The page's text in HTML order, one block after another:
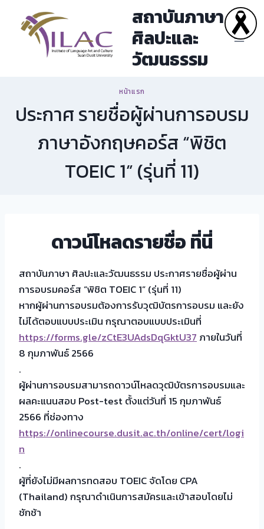
content
สถาบันภาษา
ศิลปะและ
วัฒนธรรม
หน้าแรก
ประกาศ รายชื่อผู้ผ่านการอบรม
ภาษาอังกฤษคอร์ส “พิชิต
TOEIC 1” (รุ่นที่ 11)
ดาวน์โหลดรายชื่อที่นี่
สถาบันภาษา ศิลปะและวัฒนธรรม ประกาศรายชื่อผู้ผ่าน
การอบรมคอร์ส “พิชิต TOEIC 1” (รุ่นที่ 11)
หากผู้ผ่านการอบรมต้องการรับวุฒิบัตรการอบรม และยัง
ไม่ได้ตอบแบบประเมิน กรุณาตอบแบบประเมินที่
https://forms.gle/zCtE3UAdsDqGktU37ภายในวันที่
8 กุมภาพันธ์ 2566
.
ผู้ผ่านการอบรมสามารถดาวน์โหลดวุฒิบัตรการอบรมและ
ผลคะแนนสอบ Post-test ตั้งแต่วันที่ 15 กุมภาพันธ์
2566 ที่ช่องทาง
https://onlinecourse.dusit.ac.th/online/cert/logi
n
.
ผู้ที่ยังไม่มีผลการทดสอบ TOEIC จัดโดย CPA
(Thailand) กรุณาดำเนินการสมัครและเข้าสอบโดยไม่
ชักช้า